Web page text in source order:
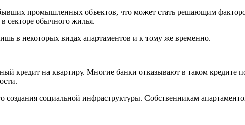
промышленных объектов, что может стать решающим
секторе обычного жилья.
в некоторых видах апартаментов и к тому же временно.
кредит на квартиру. Многие банки отказывают в таком кредите
социальной инфраструктуры. Собственникам